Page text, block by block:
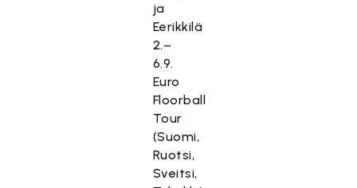
ja
Eerikkilä
2.–
6.9.
Euro
Floorball
Tour
(Suomi,
Ruotsi,
Sveitsi,